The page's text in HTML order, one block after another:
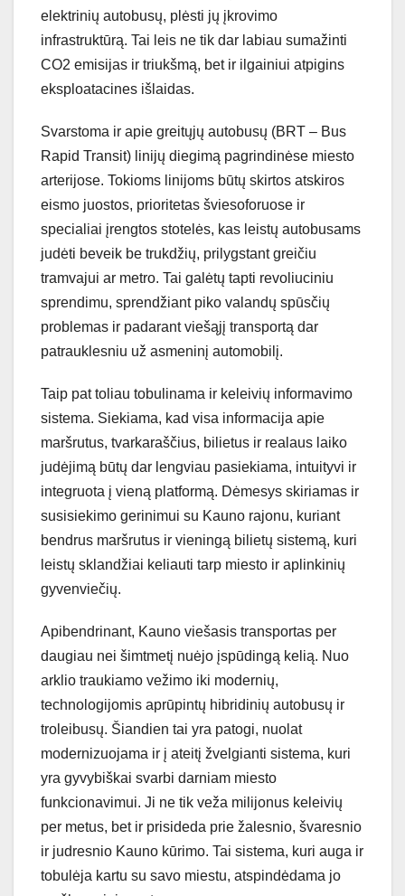
elektrinių autobusų, plėsti jų įkrovimo
infrastruktūrą. Tai leis ne tik dar labiau sumažinti
CO2 emisijas ir triukšmą, bet ir ilgainiui atpigins
eksploatacines išlaidas.
Svarstoma ir apie greitųjų autobusų (BRT – Bus
Rapid Transit) linijų diegimą pagrindinėse miesto
arterijose. Tokioms linijoms būtų skirtos atskiros
eismo juostos, prioritetas šviesoforuose ir
specialiai įrengtos stotelės, kas leistų autobusams
judėti beveik be trukdžių, prilygstant greičiu
tramvajui ar metro. Tai galėtų tapti revoliuciniu
sprendimu, sprendžiant piko valandų spūsčių
problemas ir padarant viešąjį transportą dar
patrauklesniu už asmeninį automobilį.
Taip pat toliau tobulinama ir keleivių informavimo
sistema. Siekiama, kad visa informacija apie
maršrutus, tvarkaraščius, bilietus ir realaus laiko
judėjimą būtų dar lengviau pasiekiama, intuityvi ir
integruota į vieną platformą. Dėmesys skiriamas ir
susisiekimo gerinimui su Kauno rajonu, kuriant
bendrus maršrutus ir vieningą bilietų sistemą, kuri
leistų sklandžiai keliauti tarp miesto ir aplinkinių
gyvenviečių.
Apibendrinant, Kauno viešasis transportas per
daugiau nei šimtmetį nuėjo įspūdingą kelią. Nuo
arklio traukiamo vežimo iki modernių,
technologijomis aprūpintų hibridinių autobusų ir
troleibusų. Šiandien tai yra patogi, nuolat
modernizuojama ir į ateitį žvelgianti sistema, kuri
yra gyvybiškai svarbi darniam miesto
funkcionavimui. Ji ne tik veža milijonus keleivių
per metus, bet ir prisideda prie žalesnio, švaresnio
ir judresnio Kauno kūrimo. Tai sistema, kuri auga ir
tobulėja kartu su savo miestu, atspindėdama jo